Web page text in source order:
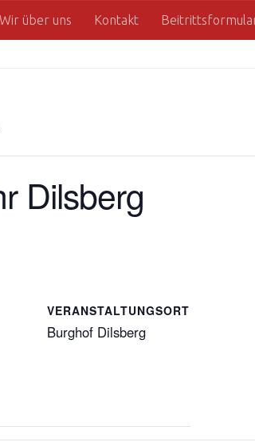
Wir über uns Kontakt
Dilsberg
VERANSTALTUNGSORT
Burghof Dilsberg